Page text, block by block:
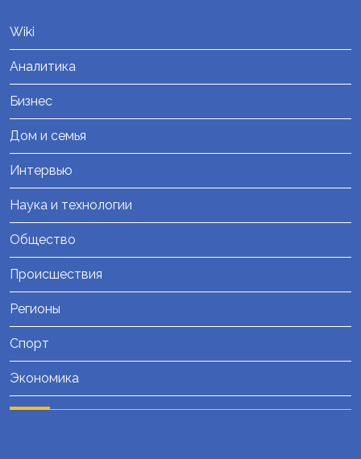
Wiki
Аналитика
Бизнес
Дом и семья
Интервью
Наука и технологии
Общество
Происшествия
Регионы
Спорт
Экономика